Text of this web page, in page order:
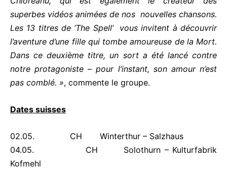
superbes vidéos animées de nos nouvelles chansons.
Les 13 titres de ‘The Spell’vous invitent à découvrir
l’aventure d’une fille qui tombe amoureuse de la Mort.
Dans ce deuxième titre, un sort a été lancé contre
notre protagoniste – pour l’instant, son amour n’est
pas comblé. », commente le groupe.
Dates suisses
02.05. CH Winterthur – Salzhaus
04.05. CH Solothurn – Kulturfabrik
Kofmehl